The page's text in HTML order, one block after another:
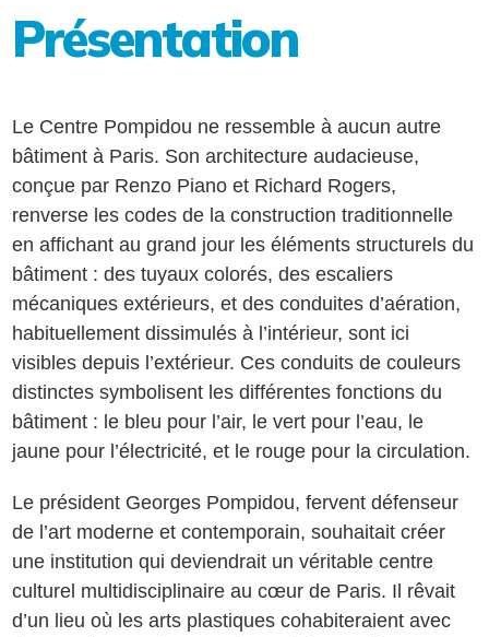
Présentation
Le Centre Pompidou ne ressemble à aucun autre
bâtiment à Paris. Son architecture audacieuse,
conçue par Renzo Piano et Richard Rogers,
renverse les codes de la construction traditionnelle
en affichant au grand jour les éléments structurels du
bâtiment : des tuyaux colorés, des escaliers
mécaniques extérieurs, et des conduites d’aération,
habituellement dissimulés à l’intérieur, sont ici
visibles depuis l’extérieur. Ces conduits de couleurs
distinctes symbolisent les différentes fonctions du
bâtiment : le bleu pour l’air, le vert pour l’eau, le
jaune pour l’électricité, et le rouge pour la circulation.
Le président Georges Pompidou, fervent défenseur
de l’art moderne et contemporain, souhaitait créer
une institution qui deviendrait un véritable centre
culturel multidisciplinaire au cœur de Paris. Il rêvait
d’un lieu où les arts plastiques cohabiteraient avec